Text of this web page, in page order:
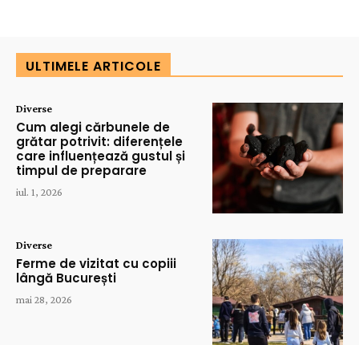
ULTIMELE ARTICOLE
Diverse
Cum alegi cărbunele de
grătar potrivit: diferențele
care influențează gustul și
timpul de preparare
iul. 1, 2026
Diverse
Ferme de vizitat cu copiii
lângă București
mai 28, 2026